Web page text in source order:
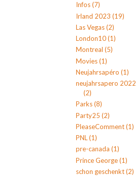
Infos(7)
Irland 2023 (19)
Las Vegas(2)
London10(1)
Montreal (5)
Movies(1)
Neujahrsapéro (1)
neujahrsapero
(2)
Parks(8)
Party25 (2)
PleaseComment(1)
PNL(1)
pre-canada (1)
Prince George(1)
schon geschenkt(2)